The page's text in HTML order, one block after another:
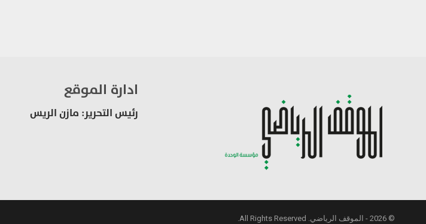
ادارة الموقع
رئيس التحرير: مازن الريس
© 2026 - الموقف الرياضي. All Rights Reserved.